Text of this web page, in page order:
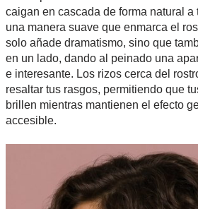
caigan en cascada de forma natural a
una manera suave que enmarca el
solo añade dramatismo, sino que
en un lado, dando al peinado una
e interesante. Los rizos cerca del
resaltar tus rasgos, permitiendo que
brillen mientras mantienen el efecto
accesible.